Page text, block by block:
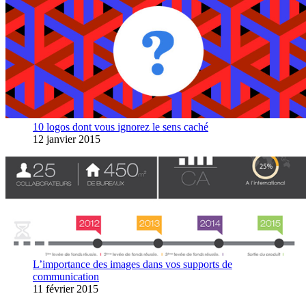
10 logos dont vous ignorez le sens caché
12 janvier 2015
L’importance des images dans vos supports de
communication
11 février 2015